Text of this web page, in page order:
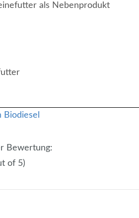
als Nebenprodukt
Bewertung:
of 5)